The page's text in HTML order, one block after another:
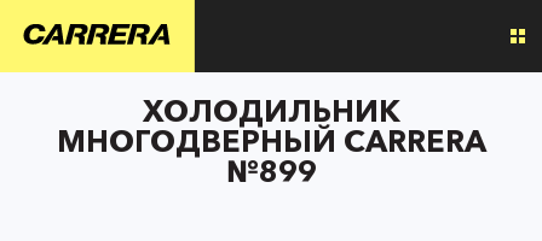
ХОЛОДИЛЬНИК
МНОГОДВЕРНЫЙ CARRERA
№899